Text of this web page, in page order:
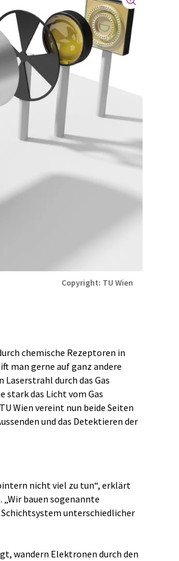
Copyright: TU Wien
chemische Rezeptoren in
man gerne auf ganz andere
durch das Gas
stark das Licht vom Gas
Wien vereint nun beide Seiten
und das Detektieren der
nicht viel zu tun“, erklärt
bauen sogenannte
unterschiedlicher
wandern Elektronen durch den